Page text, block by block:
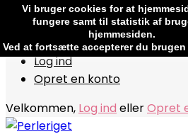
Vi bruger cookies for at
fungere samt til statistik af
hjemmesiden.
Ved at fortsætte accepterer du
Kontakt Telefon:+45 61706364
kundeservice@perleriget.dk
Log ind
Opret en konto
Velkommen, Log ind ellerOpret